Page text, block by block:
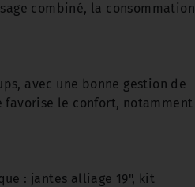
combiné, la consommation
avec une bonne gestion de
le confort, notamment
: jantes alliage 19", kit